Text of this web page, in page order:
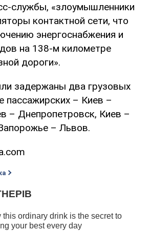
службы, «злоумышленники
контактной сети, что
энергоснабжения и
на 138-м километре
дороги».
задержаны два грузовых
пассажирских – Киев –
– Днепропетровск, Киев –
– Львов.